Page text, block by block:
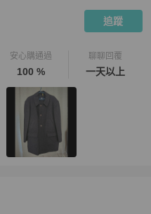
追蹤
安心購通過
100 %
聊聊回覆
一天以上